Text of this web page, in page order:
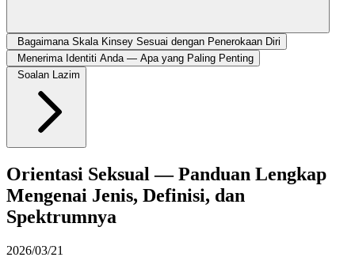
Bagaimana Skala Kinsey Sesuai dengan Penerokaan Diri
Menerima Identiti Anda — Apa yang Paling Penting
Soalan Lazim
Orientasi Seksual — Panduan Lengkap
Mengenai Jenis, Definisi, dan
Spektrumnya
2026/03/21